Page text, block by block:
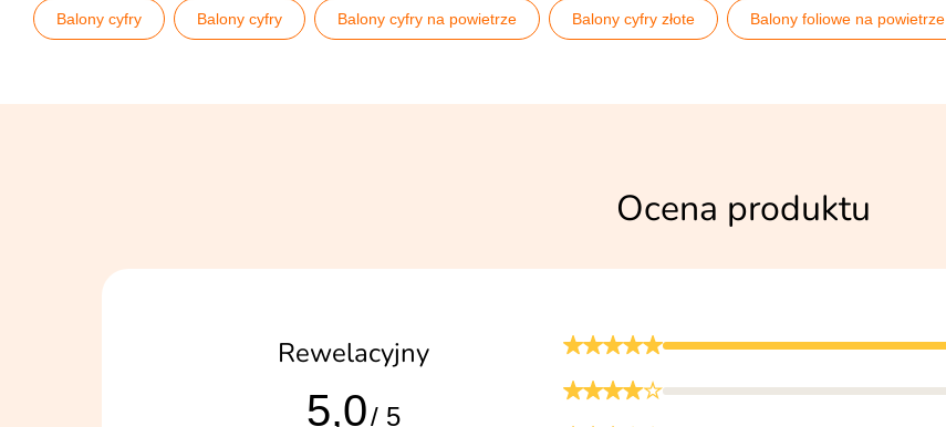
Balony cyfry Balony cyfry Balony cyfry na powietrze Balony cyfry złote Balony foliowe na powietrze
Ocena produktu
Rewelacyjny
5,0/ 5